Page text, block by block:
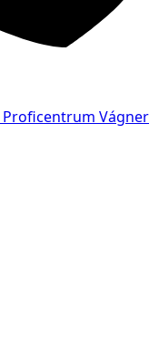
Proficentrum Vágner